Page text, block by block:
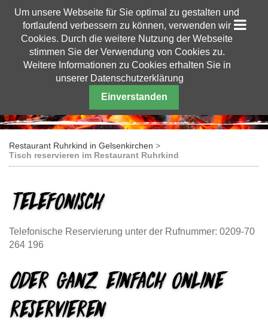
Restaurant Ruhrkind in Gelsenkirchen
Tisch reservieren im Restaurant Ruhrkind
Telefonisch
Telefonische Reservierung unter der Rufnummer: 0209-70
264 196
Oder ganz einfach online
reservieren
Um unsere Webseite für Sie optimal zu gestalten und
fortlaufend verbessern zu können, verwenden wir
Cookies. Durch die weitere Nutzung der Webseite
stimmen Sie der Verwendung von Cookies zu.
Weitere Informationen zu Cookies erhalten Sie in
unserer Datenschutzerklärung
Einverstanden